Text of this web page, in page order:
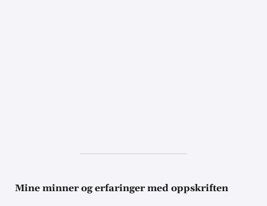
Mine minner og erfaringer med oppskriften